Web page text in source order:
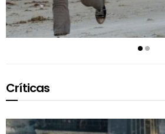
Críticas